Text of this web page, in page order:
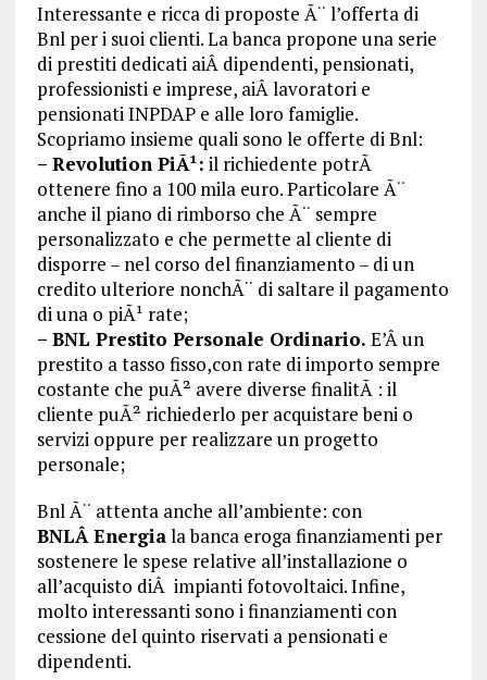
Interessante e ricca di proposte Ã¨ l’offerta di
Bnl per i suoi clienti. La banca propone una serie
di prestiti dedicati aiÂ dipendenti, pensionati,
professionisti e imprese, aiÂ lavoratori e
pensionati INPDAP e alle loro famiglie.
Scopriamo insieme quali sono le offerte di Bnl:
– Revolution PiÃ¹: il richiedente potrÃ
ottenere fino a 100 mila euro. Particolare Ã¨
anche il piano di rimborso che Ã¨ sempre
personalizzato e che permette al cliente di
disporre – nel corso del finanziamento – di un
credito ulteriore nonchÃ¨ di saltare il pagamento
di una o piÃ¹ rate;
– BNL Prestito Personale Ordinario. E’Â un
prestito a tasso fisso,con rate di importo sempre
costante che puÃ² avere diverse finalitÃ : il
cliente puÃ² richiederlo per acquistare beni o
servizi oppure per realizzare un progetto
personale;
Bnl Ã¨ attenta anche all’ambiente: con
BNLÂ Energiala banca eroga finanziamenti per
sostenere le spese relative all’installazione o
all’acquisto diÂ impianti fotovoltaici. Infine,
molto interessanti sono i finanziamenti con
cessione del quinto riservati a pensionati e
dipendenti.